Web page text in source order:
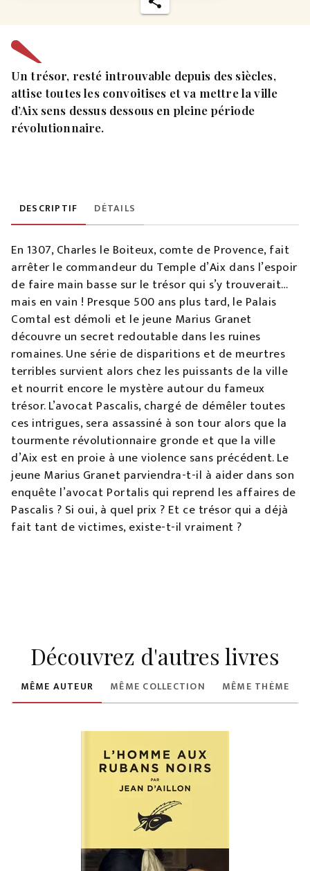
Un trésor, resté introuvable depuis des siècles,
attise toutes les convoitises et va mettre la ville
d’Aix sens dessus dessous en pleine période
révolutionnaire.
DESCRIPTIF DÉTAILS
En 1307, Charles le Boiteux, comte de Provence, fait
arrêter le commandeur du Temple d’Aix dans l’espoir
de faire main basse sur le trésor qui s’y trouverait…
mais en vain ! Presque 500 ans plus tard, le Palais
Comtal est démoli et le jeune Marius Granet
découvre un secret redoutable dans les ruines
romaines. Une série de disparitions et de meurtres
terribles survient alors chez les puissants de la ville
et nourrit encore le mystère autour du fameux
trésor. L’avocat Pascalis, chargé de démêler toutes
ces intrigues, sera assassiné à son tour alors que la
tourmente révolutionnaire gronde et que la ville
d’Aix est en proie à une violence sans précédent. Le
jeune Marius Granet parviendra-t-il à aider dans son
enquête l’avocat Portalis qui reprend les affaires de
Pascalis ? Si oui, à quel prix ? Et ce trésor qui a déjà
fait tant de victimes, existe-t-il vraiment ?
Découvrez d'autres livres
MÊME AUTEUR MÊME COLLECTION MÊME THÈME